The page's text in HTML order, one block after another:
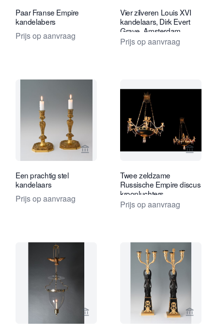
Paar Franse Empire
kandelabers
Prijs op aanvraag
Vier zilveren Louis XVI
kandelaars, Dirk Evert
Grave, Amsterdam
Prijs op aanvraag
Bekijk verkoperspagina van Limburg
Een prachtig stel
kandelaars
Prijs op aanvraag
Bekijk
Twee zeldzame
Russische Empire discus
kroonluchters
Prijs op aanvraag
Bekijk verkoperspagina van Limburg
Bekijk